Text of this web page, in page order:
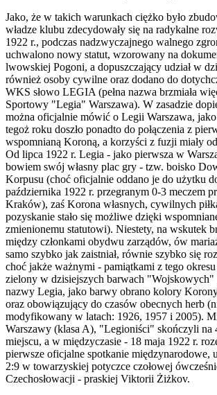
Jako, że w takich warunkach ciężko było
władze klubu zdecydowały się na radykalne
1922 r., podczas nadzwyczajnego walnego
uchwalono nowy statut, wzorowany na
lwowskiej Pogoni, a dopuszczający udział w
również osoby cywilne oraz dodano do
WKS słowo LEGIA (pełna nazwa brzmiała
Sportowy "Legia" Warszawa). W zasadzie
można oficjalnie mówić o Legii Warszawa,
tegoż roku doszło ponadto do połączenia z
wspomnianą Koroną, a korzyści z fuzji miały
Od lipca 1922 r. Legia - jako pierwsza w
bowiem swój własny plac gry - tzw. boisko
Korpusu (choć oficjalnie oddano je do użytku
października 1922 r. przegranym 0-3 meczem
Kraków), zaś Korona własnych, cywilnych
pozyskanie stało się możliwe dzięki
zmienionemu statutowi). Niestety, na wskutek
między członkami obydwu zarządów, ów
samo szybko jak zaistniał, równie szybko się
choć jakże ważnymi - pamiątkami z tego
zielony w dzisiejszych barwach "Wojskowych"
nazwy Legia, jako barwy obrano kolory
oraz obowiązujący do czasów obecnych herb
modyfikowany w latach: 1926, 1957 i 2005).
Warszawy (klasa A), "Legioniści" skończyli na
miejscu, a w międzyczasie - 18 maja 1922 r.
pierwsze oficjalne spotkanie międzynarodowe,
2:9 w towarzyskiej potyczce czołowej
Czechosłowacji - praskiej Viktorii Żiżkov.